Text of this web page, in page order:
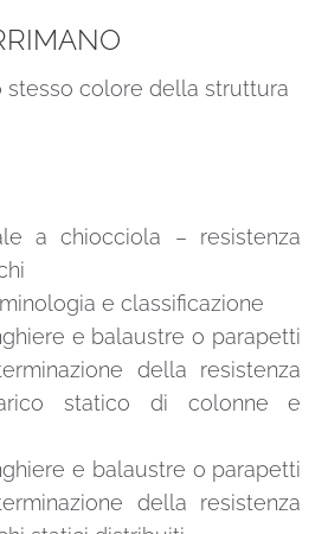
stesso colore della struttura
a chiocciola – resistenza
e classificazione
e balaustre o parapetti
della resistenza
statico di colonne e
e balaustre o parapetti
della resistenza